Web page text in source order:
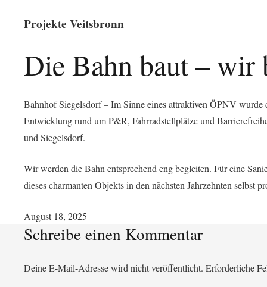
Projekte Veitsbronn
Die Bahn baut – wir
Bahnhof Siegelsdorf – Im Sinne eines attraktiven ÖPNV
Entwicklung rund um P&R, Fahrradstellplätze und
und Siegelsdorf.
Wir werden die Bahn entsprechend eng begleiten. Für eine
dieses charmanten Objekts in den nächsten Jahrzehnten selbst
August 18, 2025
Schreibe einen Kommentar
Deine E-Mail-Adresse wird nicht veröffentlicht. Erforderliche